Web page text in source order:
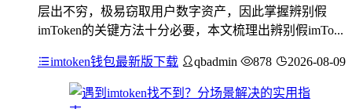
层出不穷，极易窃取用户数字资产，因此掌握辨别假
imToken的关键方法十分必要，本文梳理出辨别假imTo...
imtoken钱包最新版下载 qbadmin 878 2026-08-09